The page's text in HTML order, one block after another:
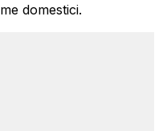
domestici.